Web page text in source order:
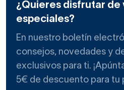
¿Quieres disfrutar de
especiales?
En nuestro boletín
consejos, novedades y
exclusivos para ti.
5€ de descuento para tu